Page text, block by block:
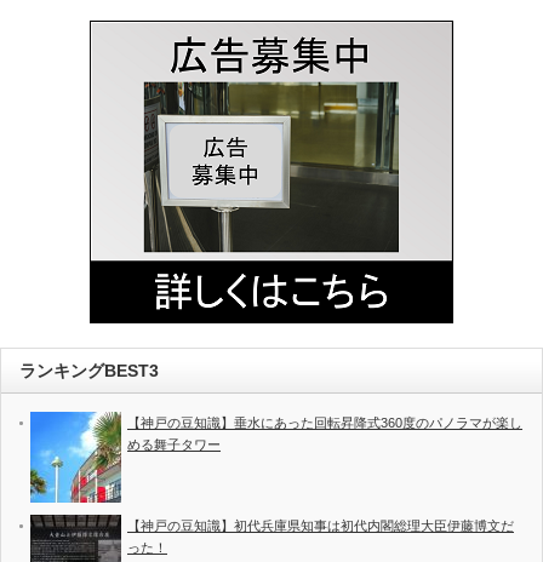
ランキングBEST3
【神戸の豆知識】垂水にあった回転昇降式360度のパノラマが楽し
める舞子タワー
【神戸の豆知識】初代兵庫県知事は初代内閣総理大臣伊藤博文だ
った！